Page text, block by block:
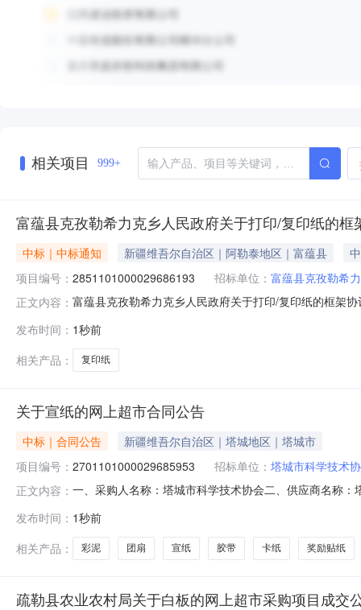
相关项目 999+
富蕴县克孜勒希力克乡人民政府关于打印/复印纸的
中标｜中标通知 新疆维吾尔自治区｜阿勒泰地区｜富蕴县
项目编号： 2851101000029686193 招标单位： 富蕴县克孜勒希
正文内容： 富蕴县克孜勒希力克乡人民政府关于打印/复印纸的框架
额（元）:项目所在行政区划编码:654322项目所在行政
发布时间： 1秒前
相关产品：
复印纸
关于宣纸的网上超市合同公告
中标｜合同公告
新疆维吾尔自治区｜塔城地区｜塔城市
项目编号： 2701101000029685953 招标单位： 塔城市科学技术
正文内容： 一、采购人名称：塔城市科学技术协会二、供应商名称
橡皮泥晨光/MGAKE03988包40.0052003团扇宣纸无品
发布时间： 1秒前
相关产品：
彩泥 团扇 宣纸 胶带 卡纸 奖励贴纸
疏勒县农业农村局关于白板的网上超市采购项目成交